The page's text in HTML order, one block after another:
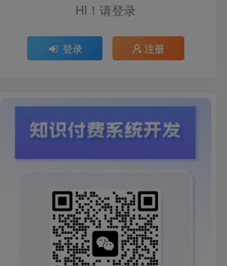
HI！请登录
登录 注册